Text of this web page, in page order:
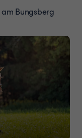
Bungsberg